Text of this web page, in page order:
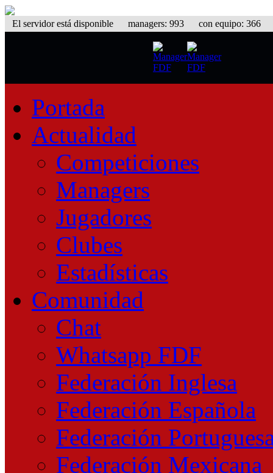
El servidor está disponible managers: 993 con equipo: 366
Portada
Actualidad
Competiciones
Managers
Jugadores
Clubes
Estadísticas
Comunidad
Chat
Whatsapp FDF
Federación Inglesa
Federación Española
Federación
Federación Mexicana